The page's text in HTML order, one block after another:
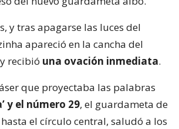
y tras apagarse las luces del
apareció en la cancha del
recibió una ovación inmediata.
que proyectaba las palabras
y el número 29, el guardameta de
el círculo central, saludó a los